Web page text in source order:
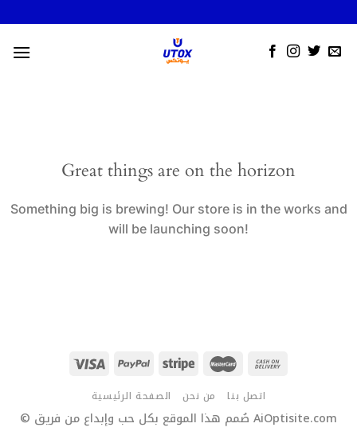
to
content
Great things are on the horizon
Something big is brewing! Our store is in the works and
will be launching soon!
الصفحة الرئيسية من نحن اتصل بنا
© صُمم هذا الموقع بكل حب وإبداع من فريق AiOptisite.com